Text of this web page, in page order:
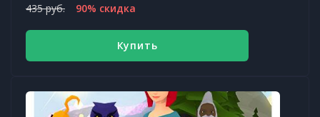
435 руб. 90% скидка
Купить